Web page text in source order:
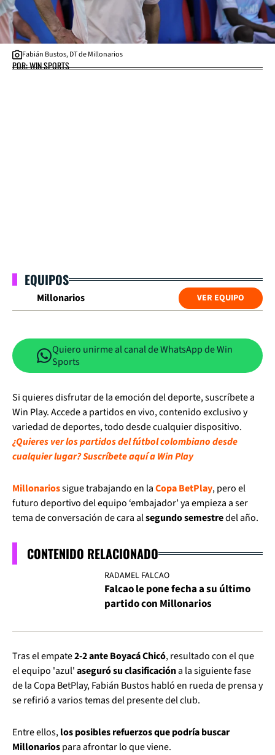
Fabián Bustos, DT de Millonarios
POR: WIN SPORTS
EQUIPOS
Millonarios VER EQUIPO
Quiero unirme al canal de WhatsApp de Win
Sports
Si quieres disfrutar de la emoción del deporte, suscríbete a
Win Play. Accede a partidos en vivo, contenido exclusivo y
variedad de deportes, todo desde cualquier dispositivo.
¿Quieres ver los partidos del fútbol colombiano desde
cualquier lugar? Suscríbete aquí a Win Play
Millonariossigue trabajando en laCopa BetPlay, pero el
futuro deportivo del equipo ‘embajador’ ya empieza a ser
tema de conversación de cara alsegundo semestredel año.
CONTENIDO RELACIONADO
RADAMEL FALCAO
Falcao le pone fecha a su último
partido con Millonarios
Tras el empate2-2 ante Boyacá Chicó, resultado con el que
el equipo 'azul'aseguró su clasificacióna la siguiente fase
de la Copa BetPlay, Fabián Bustos habló en rueda de prensa y
se refirió a varios temas del presente del club.
Entre ellos,los posibles refuerzos que podría buscar
Millonariospara afrontar lo que viene.